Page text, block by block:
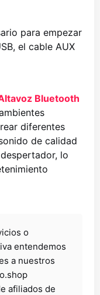
para empezar
el cable AUX
Bluetooth
diferentes
de calidad
lo
o
entendemos
a nuestros
afiliados de